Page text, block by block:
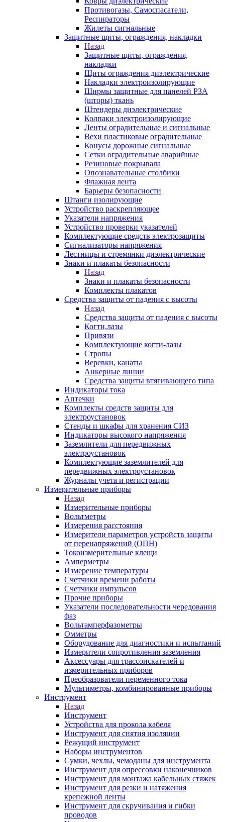
Противогазы, Самоспасатели,
Респираторы
Жилеты сигнальные
Защитные щиты, ограждения, накладки
Назад
Защитные щиты, ограждения,
накладки
Щиты ограждения диэлектрические
Накладки электроизолирующие
Ширмы защитные для панелей РЗА
(шторы) ткань
Штендеры диэлектрические
Колпаки электроизолирующие
Ленты оградительные и сигнальные
Вехи пластиковые оградительные
Конусы дорожные сигнальные
Сетки оградительные аварийные
Резиновые покрывала
Опознавательные столбики
Флажная лента
Барьеры безопасности
Штанги изолирующие
Устройство раскрепляющее
Указатели напряжения
Устройство проверки указателей
Комплектующие средств электрозащиты
Сигнализаторы напряжения
Лестницы и стремянки диэлектрические
Знаки и плакаты безопасности
Назад
Знаки и плакаты безопасности
Комплекты плакатов
Средства защиты от падения с высоты
Назад
Средства защиты от падения с высоты
Когти,лазы
Привязи
Комплектующие когти-лазы
Стропы
Веревки, канаты
Анкерные линии
Средства защиты втягивающего типа
Индикаторы тока
Аптечки
Комплекты средств защиты для
электроустановок
Стенды и шкафы для хранения СИЗ
Индикаторы высокого напряжения
Заземлители для передвижных
электроустановок
Комплектующие заземлителей для
передвижных электроустановок
Журналы учета и регистрации
Измерительные приборы
Назад
Измерительные приборы
Вольтметры
Измерения расстояния
Измерители параметров устройств защиты
от перенапряжений (ОПН)
Токоизмерительные клещи
Амперметры
Измерение температуры
Счетчики времени работы
Счетчики импульсов
Прочие приборы
Указатели последовательности чередования
фаз
Вольтамперфазометры
Омметры
Оборудование для диагностики и испытаний
Измерители сопротивления заземления
Аксессуары для трассоискателей и
измерительных приборов
Преобразователи переменного тока
Мультиметры, комбинированные приборы
Инструмент
Назад
Инструмент
Устройства для прокола кабеля
Инструмент для снятия изоляции
Режущий инструмент
Наборы инструментов
Сумки, чехлы, чемоданы для инструмента
Инструмент для опрессовки наконечников
Инструмент для монтажа кабельных стяжек
Инструмент для резки и натяжения
крепежной ленты
Инструмент для скручивания и гибки
проводов